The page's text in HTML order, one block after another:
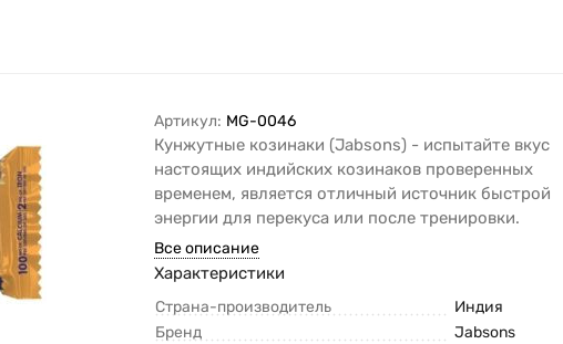
Артикул: MG-0046
Кунжутные козинаки (Jabsons) - испытайте вкус
настоящих индийских козинаков проверенных
временем, является отличный источник быстрой
энергии для перекуса или после тренировки.
Все описание
Характеристики
Страна-производитель
Индия
Бренд
Jabsons